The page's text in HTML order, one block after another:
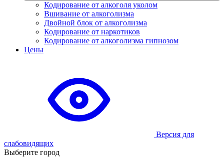
Кодирование от алкоголя уколом
Вшивание от алкоголизма
Двойной блок от алкоголизма
Кодирование от наркотиков
Кодирование от алкоголизма гипнозом
Цены
Версия для
слабовидящих
Выберите город